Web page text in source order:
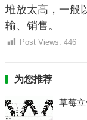
堆放太高，一般
输、销售。
Post Views: 446
为您推荐
草莓